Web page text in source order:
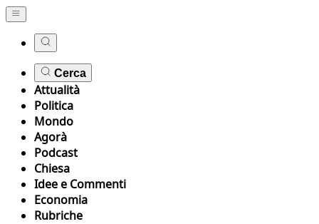
Cerca
Attualità
Politica
Mondo
Agorà
Podcast
Chiesa
Idee e Commenti
Economia
Rubriche